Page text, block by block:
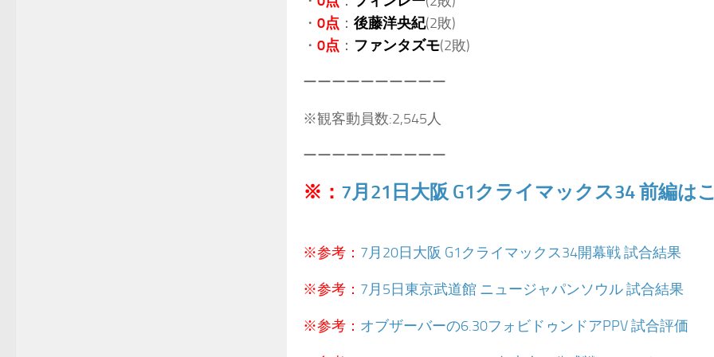
・ 0点 ： 後藤洋央紀(2敗)
・ 0点 ： ファンタズモ(2敗)
ーーーーーーーーーー
※観客動員数:2,545人
ーーーーーーーーーー
※： 7月21日大阪 G1クライマックス34 前編は
※参考： 7月20日大阪 G1クライマックス34開幕戦 試合結果
※参考： 7月5日東京武道館 ニュージャパンソウル 試合結果
※参考： オブザーバーの6.30フォビドゥンドアPPV 試合評価